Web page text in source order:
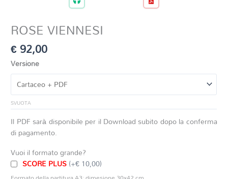
ROSE VIENNESI
€92,00
Versione
SVUOTA
Il PDF sarà disponibile per il Download subito dopo la conferma
di pagamento.
Vuoi il formato grande?
SCORE PLUS(+€ 10,00)